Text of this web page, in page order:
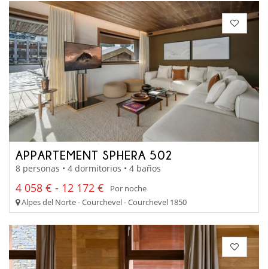
APPARTEMENT SPHERA 502
8 personas • 4 dormitorios • 4 baños
4 058 € - 12 172 €
Por noche
Alpes del Norte - Courchevel - Courchevel 1850